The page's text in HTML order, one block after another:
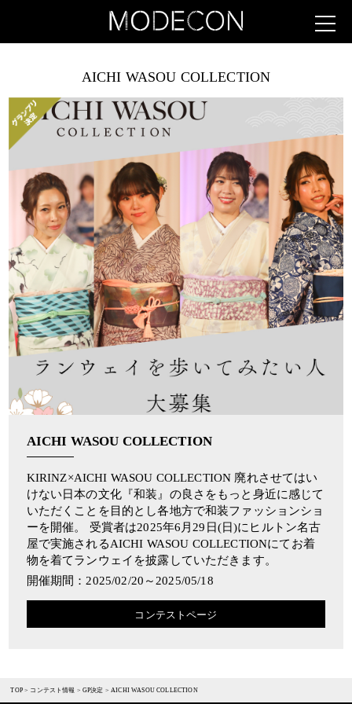
AICHI WASOU COLLECTION
AICHI WASOU COLLECTION
KIRINZ×AICHI WASOU COLLECTION 廃れさせてはい
けない日本の文化『和装』の良さをもっと身近に感じて
いただくことを目的とし各地方で和装ファッションショ
ーを開催。 受賞者は2025年6月29日(日)にヒルトン名古
屋で実施されるAICHI WASOU COLLECTIONにてお着
物を着てランウェイを披露していただきます。
開催期間：2025/02/20～2025/05/18
コンテストページ
TOP> コンテスト情報 >GP決定 >AICHI WASOU COLLECTION